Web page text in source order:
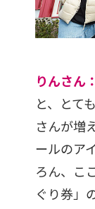
りんさん：
と、とて
さんが増
ールのア
ろん、こ
ぐり券」